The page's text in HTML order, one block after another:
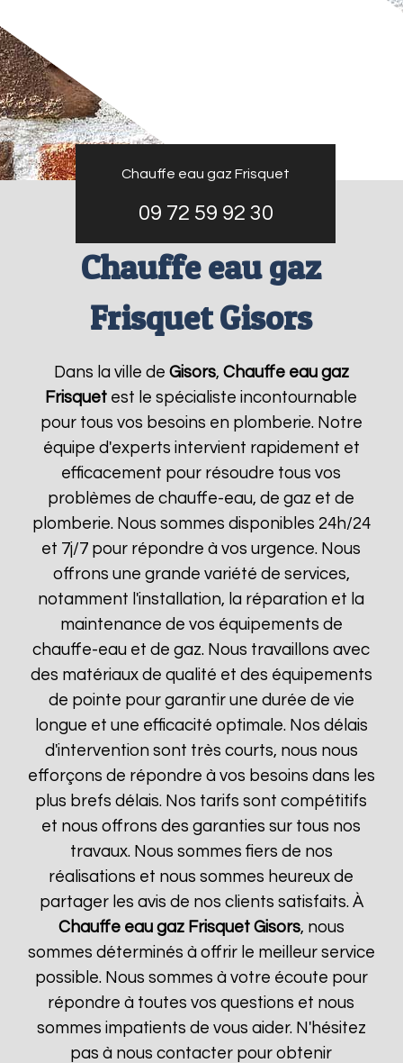
Chauffe eau gaz Frisquet
09 72 59 92 30
Chauffe eau gaz
Frisquet Gisors
Dans la ville de Gisors, Chauffe eau gaz
Frisquet est le spécialiste incontournable
pour tous vos besoins en plomberie. Notre
équipe d'experts intervient rapidement et
efficacement pour résoudre tous vos
problèmes de chauffe-eau, de gaz et de
plomberie. Nous sommes disponibles 24h/24
et 7j/7 pour répondre à vos urgence. Nous
offrons une grande variété de services,
notamment l'installation, la réparation et la
maintenance de vos équipements de
chauffe-eau et de gaz. Nous travaillons avec
des matériaux de qualité et des équipements
de pointe pour garantir une durée de vie
longue et une efficacité optimale. Nos délais
d'intervention sont très courts, nous nous
efforçons de répondre à vos besoins dans les
plus brefs délais. Nos tarifs sont compétitifs
et nous offrons des garanties sur tous nos
travaux. Nous sommes fiers de nos
réalisations et nous sommes heureux de
partager les avis de nos clients satisfaits. À
Chauffe eau gaz Frisquet Gisors, nous
sommes déterminés à offrir le meilleur service
possible. Nous sommes à votre écoute pour
répondre à toutes vos questions et nous
sommes impatients de vous aider. N'hésitez
pas à nous contacter pour obtenir